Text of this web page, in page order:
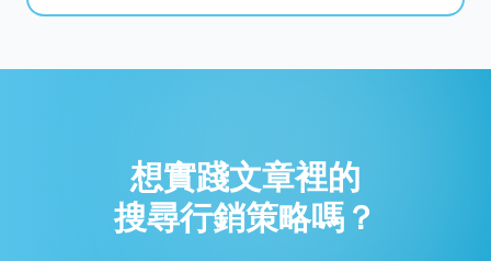
想實踐文章裡的
搜尋行銷策略嗎？